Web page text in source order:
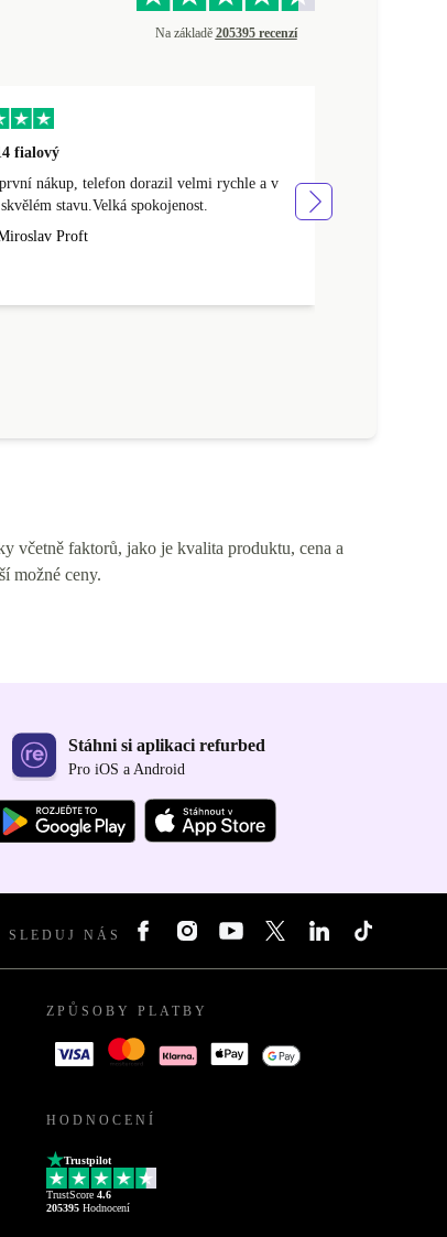
Na základě 205395 recenzí
fialový
nákup, telefon dorazil velmi rychle a v
stavu.Velká spokojenost.
Proft
včetně faktorů, jako je kvalita produktu, cena a
možné ceny.
Stáhni si aplikaci refurbed
Pro iOS a Android
SLEDUJ NÁS
ZPŮSOBY PLATBY
HODNOCENÍ
Trustpilot
TrustScore 4.6
205395 Hodnocení